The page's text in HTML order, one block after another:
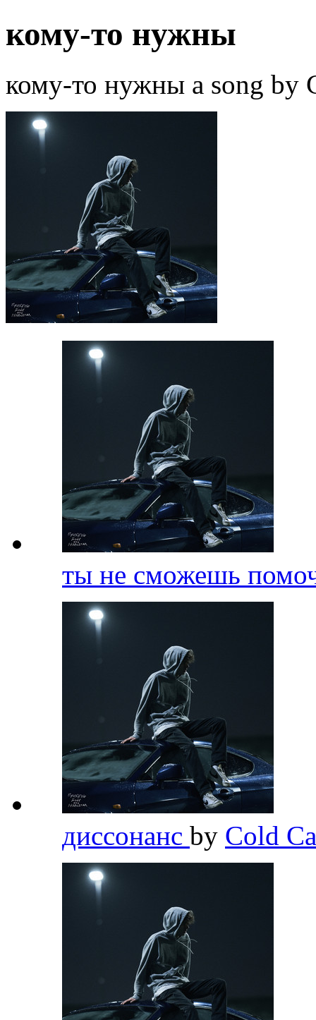
кому-то нужны
кому-то нужны a song by
ты не сможешь
диссонанс by Cold